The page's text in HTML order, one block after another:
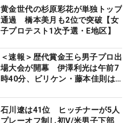
黄金世代の杉原彩花が単独トップ
通過 橋本美月も2位で突破【女
子プロテスト1次予選・E地区】
＜速報＞歴代賞金王ら男子プロ出
場大会が開幕 伊澤利光は午前7
時40分、ビリケン・藤本佳則は
STAGE JOYX OPEN】
石川遼は41位 ヒッチナーが5人
プレーオフ制し初V/米男子下部